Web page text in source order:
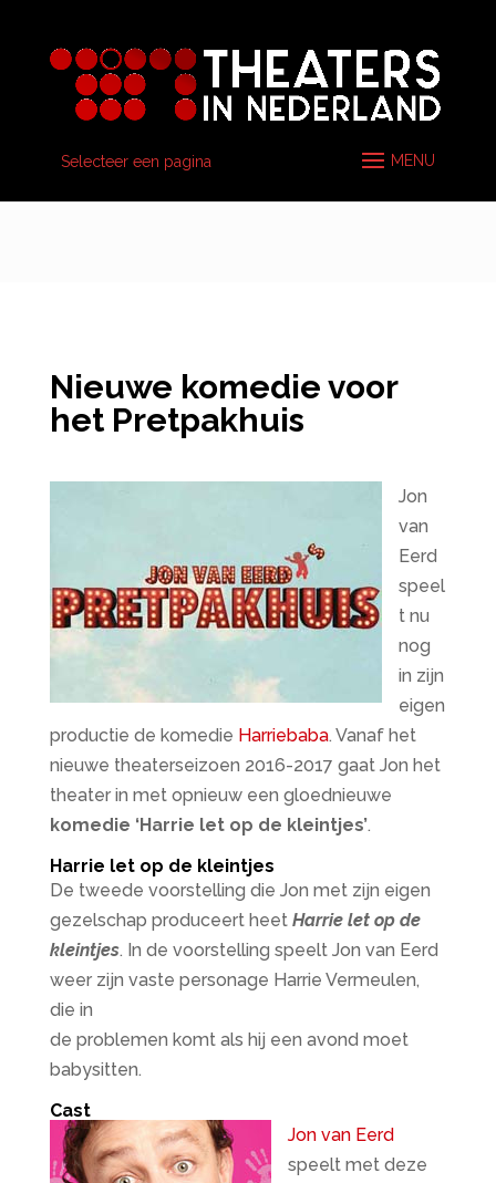
Selecteer een pagina
Nieuwe komedie voor
het Pretpakhuis
Jon
van
Eerd
speel
t nu
nog
in zijn
eigen
productie de komedie Harriebaba. Vanaf het
nieuwe theaterseizoen 2016-2017 gaat Jon het
theater in met opnieuw een gloednieuwe
komedie ‘Harrie let op de kleintjes’.
Harrie let op de kleintjes
De tweede voorstelling die Jon met zijn eigen
gezelschap produceert heet Harrie let op de
kleintjes. In de voorstelling speelt Jon van Eerd
weer zijn vaste personage Harrie Vermeulen,
die in
de problemen komt als hij een avond moet
babysitten.
Cast
Jon van Eerd
speelt met deze